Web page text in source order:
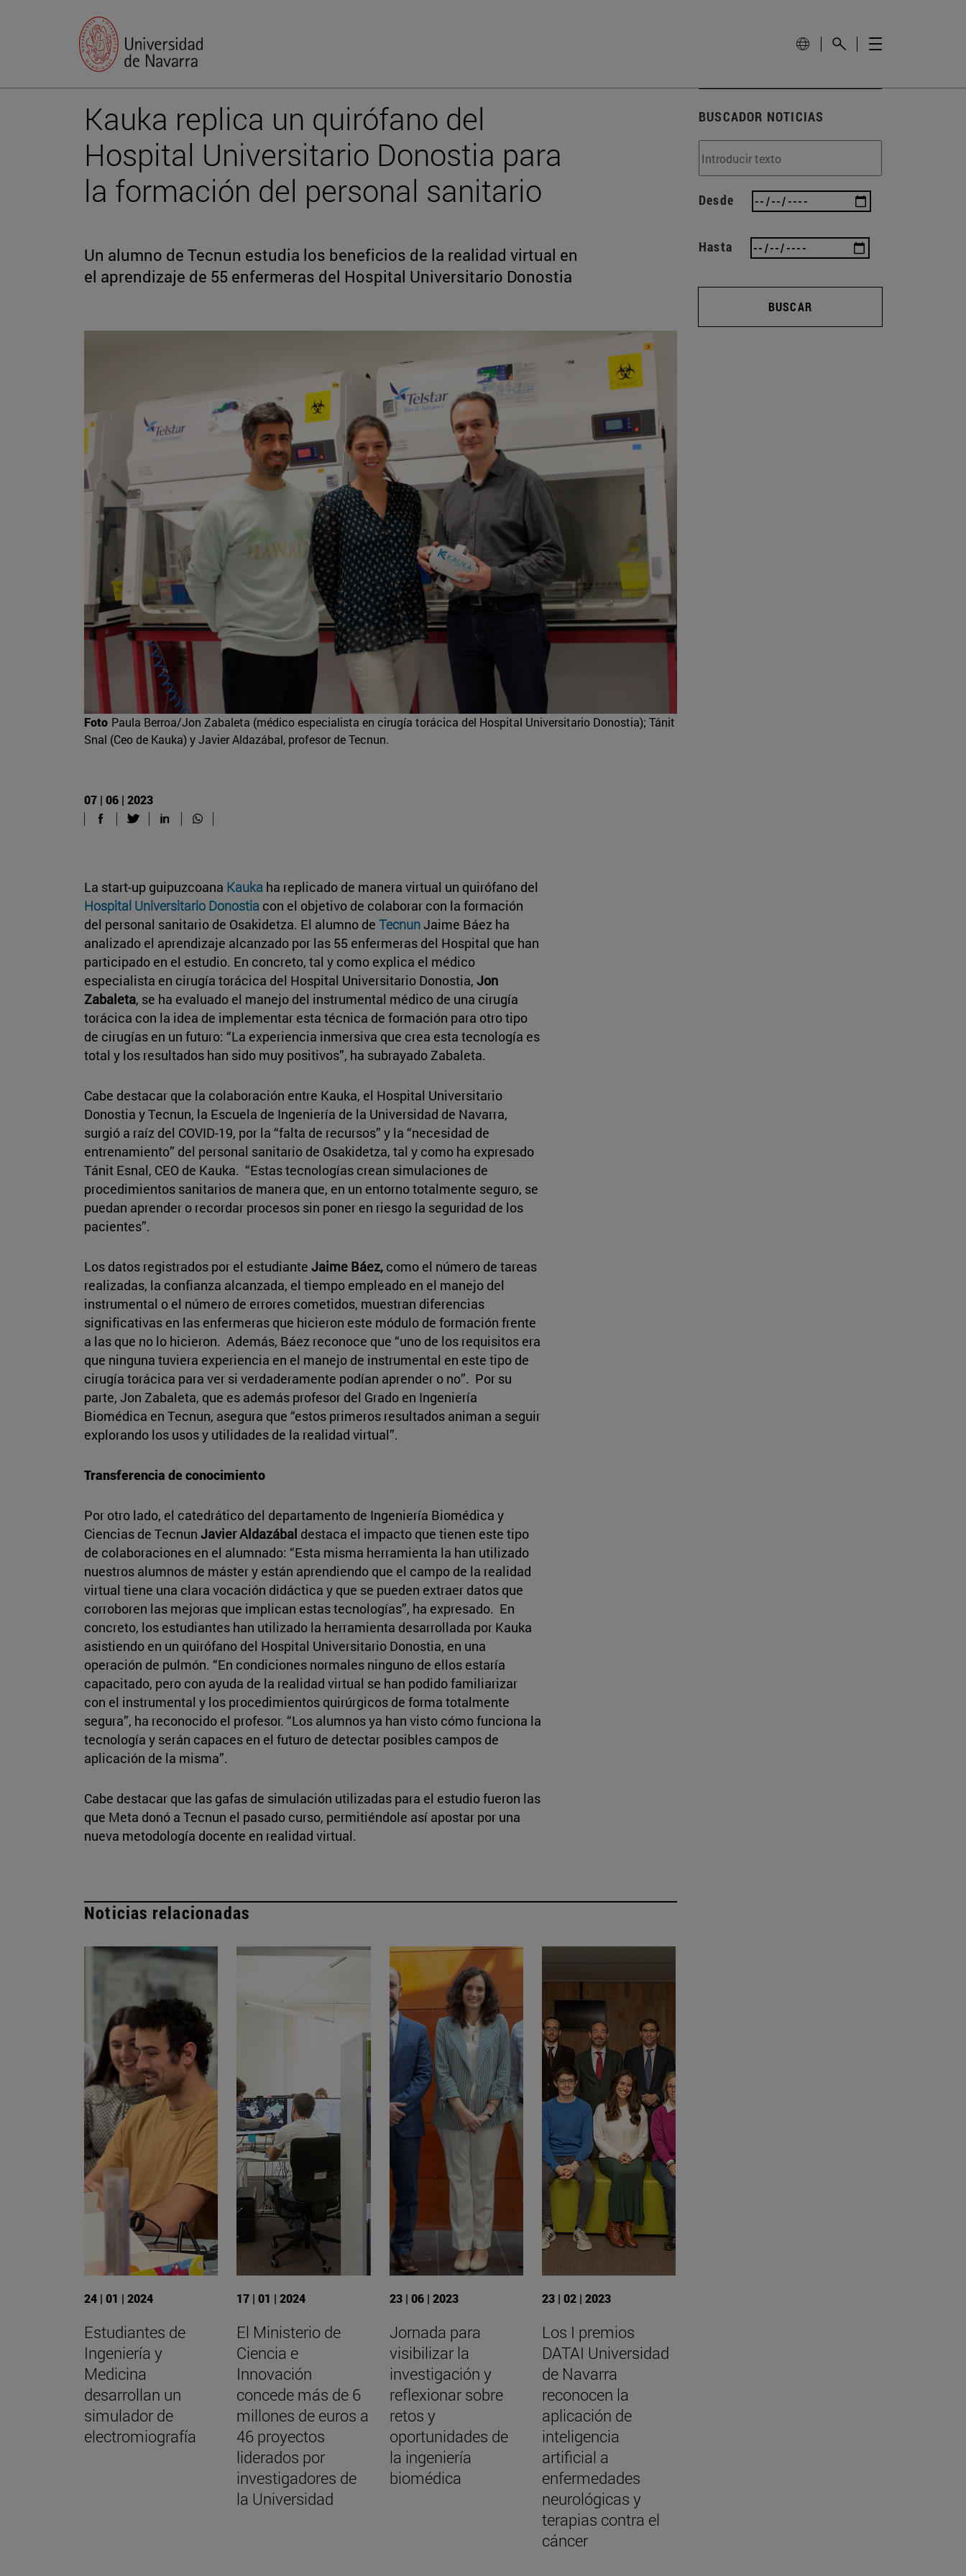
Kauka replica un quirófano del
Hospital Universitario Donostia para
la formación del personal sanitario
Un alumno de Tecnun estudia los beneficios de la realidad virtual en
el aprendizaje de 55 enfermeras del Hospital Universitario Donostia
Foto Paula Berroa/Jon Zabaleta (médico especialista en cirugía torácica del Hospital Universitario Donostia); Tánit
Snal (Ceo de Kauka) y Javier Aldazábal, profesor de Tecnun.
07 | 06 | 2023
La start-up guipuzcoana Kauka ha replicado de manera virtual un quirófano del
Hospital Universitario Donostia con el objetivo de colaborar con la formación
del personal sanitario de Osakidetza. El alumno de TecnunJaime Báez ha
analizado el aprendizaje alcanzado por las 55 enfermeras del Hospital que han
participado en el estudio. En concreto, tal y como explica el médico
especialista en cirugía torácica del Hospital Universitario Donostia, Jon
Zabaleta, se ha evaluado el manejo del instrumental médico de una cirugía
torácica con la idea de implementar esta técnica de formación para otro tipo
de cirugías en un futuro: “La experiencia inmersiva que crea esta tecnología es
total y los resultados han sido muy positivos”, ha subrayado Zabaleta.
Cabe destacar que la colaboración entre Kauka, el Hospital Universitario
Donostia y Tecnun, la Escuela de Ingeniería de la Universidad de Navarra,
surgió a raíz del COVID-19, por la “falta de recursos” y la “necesidad de
entrenamiento” del personal sanitario de Osakidetza, tal y como ha expresado
Tánit Esnal, CEO de Kauka. “Estas tecnologías crean simulaciones de
procedimientos sanitarios de manera que, en un entorno totalmente seguro, se
puedan aprender o recordar procesos sin poner en riesgo la seguridad de los
pacientes”.
Los datos registrados por el estudiante Jaime Báez, como el número de tareas
realizadas, la confianza alcanzada, el tiempo empleado en el manejo del
instrumental o el número de errores cometidos, muestran diferencias
significativas en las enfermeras que hicieron este módulo de formación frente
a las que no lo hicieron. Además, Báez reconoce que “uno de los requisitos era
que ninguna tuviera experiencia en el manejo de instrumental en este tipo de
cirugía torácica para ver si verdaderamente podían aprender o no”. Por su
parte, Jon Zabaleta, que es además profesor del Grado en Ingeniería
Biomédica en Tecnun, asegura que “estos primeros resultados animan a seguir
explorando los usos y utilidades de la realidad virtual”.
Transferencia de conocimiento
Por otro lado, el catedrático del departamento de Ingeniería Biomédica y
Ciencias de Tecnun Javier Aldazábal destaca el impacto que tienen este tipo
de colaboraciones en el alumnado: “Esta misma herramienta la han utilizado
nuestros alumnos de máster y están aprendiendo que el campo de la realidad
virtual tiene una clara vocación didáctica y que se pueden extraer datos que
corroboren las mejoras que implican estas tecnologías”, ha expresado. En
concreto, los estudiantes han utilizado la herramienta desarrollada por Kauka
asistiendo en un quirófano del Hospital Universitario Donostia, en una
operación de pulmón. “En condiciones normales ninguno de ellos estaría
capacitado, pero con ayuda de la realidad virtual se han podido familiarizar
con el instrumental y los procedimientos quirúrgicos de forma totalmente
segura”, ha reconocido el profesor. “Los alumnos ya han visto cómo funciona la
tecnología y serán capaces en el futuro de detectar posibles campos de
aplicación de la misma”.
Cabe destacar que las gafas de simulación utilizadas para el estudio fueron las
que Meta donó a Tecnun el pasado curso, permitiéndole así apostar por una
nueva metodología docente en realidad virtual.
Noticias relacionadas
24 | 01 | 2024
Estudiantes de
Ingeniería y
Medicina
desarrollan un
simulador de
electromiografía
17 | 01 | 2024
El Ministerio de
Ciencia e
Innovación
concede más de 6
millones de euros a
46 proyectos
liderados por
investigadores de
la Universidad
23 | 06 | 2023
Jornada para
visibilizar la
investigación y
reflexionar sobre
retos y
oportunidades de
la ingeniería
biomédica
23 | 02 | 2023
Los I premios
DATAI Universidad
de Navarra
reconocen la
aplicación de
inteligencia
artificial a
enfermedades
neurológicas y
terapias contra el
cáncer
BUSCADOR NOTICIAS
Desde
Hasta
BUSCAR